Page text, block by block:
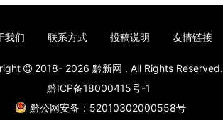
我们 联系方式 投稿说明 友情链接
2018- 2026 黔新网 . All Rights Reserved.
黔ICP备18000415号-1
黔公网安备：52010302000558号